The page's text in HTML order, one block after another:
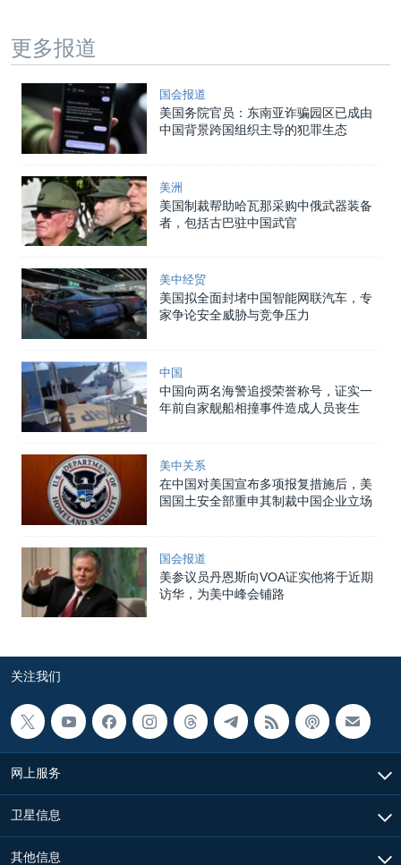
更多报道
国会报道
美国务院官员：东南亚诈骗园区已成由
中国背景跨国组织主导的犯罪生态
美洲
美国制裁帮助哈瓦那采购中俄武器装备
者，包括古巴驻中国武官
美中经贸
美国拟全面封堵中国智能网联汽车，专
家争论安全威胁与竞争压力
中国
中国向两名海警追授荣誉称号，证实一
年前自家舰船相撞事件造成人员丧生
美中关系
在中国对美国宣布多项报复措施后，美
国国土安全部重申其制裁中国企业立场
国会报道
美参议员丹恩斯向VOA证实他将于近期
访华，为美中峰会铺路
关注我们
网上服务
卫星信息
其他信息